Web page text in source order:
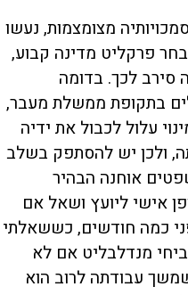
מצומצמות, נעשו
פרקליט מדינה קבוע,
לכך. בדומה
בתקופת ממשלת מעבר,
עלול לכבול את ידיה
ולכן יש להסתפק בשלב
אוחנה הבהיר
אישי ליועץ ושאל אם
כמה חודשים, כששאלתי
מנדלבליט אם לא
עבודתה לרוב הוא